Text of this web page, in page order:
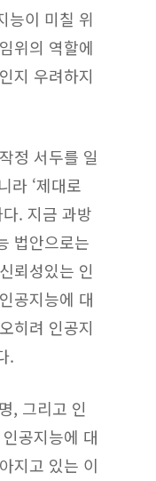
능이 미칠 위
위의 역할에
지 우려하지
정 서두를 일
라 ‘제대로
. 지금 과방
법안으로는
뢰성있는 인
공지능에 대
히려 인공지
.
, 그리고 인
공지능에 대
지고 있는 이